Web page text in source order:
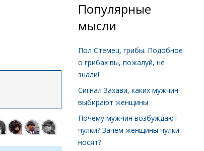
Популярные
мысли
Пол Стемец, грибы. Подобное
о грибах вы, пожалуй, не
знали!
Сигнал Захави, каких мужчин
выбирают женщины
Почему мужчин возбуждают
чулки? Зачем женщины чулки
носят?